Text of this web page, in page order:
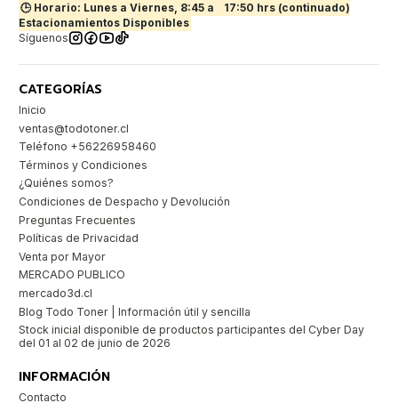
🕒 Horario: Lunes a Viernes, 8:45 a
17:50 hrs (continuado)
Estacionamientos Disponibles
Síguenos
CATEGORÍAS
Inicio
ventas@todotoner.cl
Teléfono +56226958460
Términos y Condiciones
¿Quiénes somos?
Condiciones de Despacho y Devolución
Preguntas Frecuentes
Políticas de Privacidad
Venta por Mayor
MERCADO PUBLICO
mercado3d.cl
Blog Todo Toner | Información útil y sencilla
Stock inicial disponible de productos participantes del Cyber Day
del 01 al 02 de junio de 2026
INFORMACIÓN
Contacto